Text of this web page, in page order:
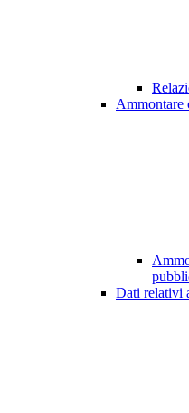
Ammontare
Dati relativi